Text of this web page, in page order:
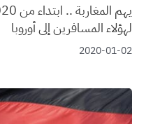
لهؤلاء المسافرين إلى أوروبا
2020-01-02